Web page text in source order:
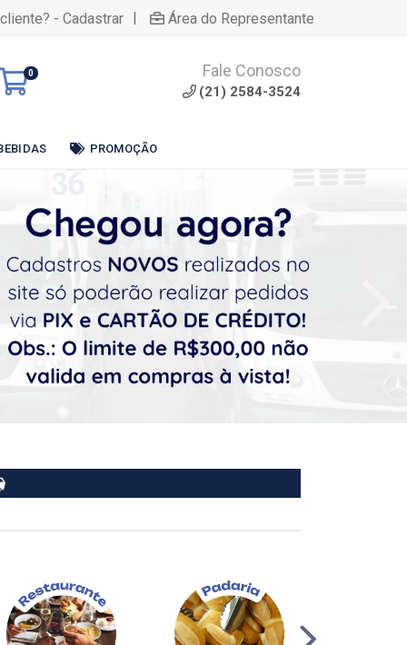
- Cadastrar | Área do Representante
0 Fale Conosco
(21) 2584-3524
PROMOÇÃO